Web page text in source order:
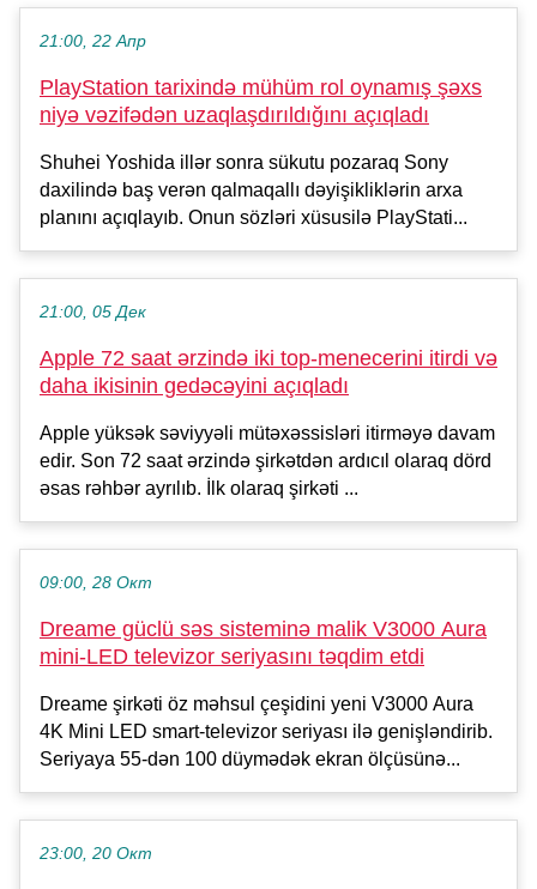
21:00, 22 Апр
PlayStation tarixində mühüm rol oynamış şəxs
niyə vəzifədən uzaqlaşdırıldığını açıqladı
Shuhei Yoshida illər sonra sükutu pozaraq Sony
daxilində baş verən qalmaqallı dəyişikliklərin arxa
planını açıqlayıb. Onun sözləri xüsusilə PlayStati...
21:00, 05 Дек
Apple 72 saat ərzində iki top-menecerini itirdi və
daha ikisinin gedəcəyini açıqladı
Apple yüksək səviyyəli mütəxəssisləri itirməyə davam
edir. Son 72 saat ərzində şirkətdən ardıcıl olaraq dörd
əsas rəhbər ayrılıb. İlk olaraq şirkəti ...
09:00, 28 Окт
Dreame güclü səs sisteminə malik V3000 Aura
mini-LED televizor seriyasını təqdim etdi
Dreame şirkəti öz məhsul çeşidini yeni V3000 Aura
4K Mini LED smart-televizor seriyası ilə genişləndirib.
Seriyaya 55-dən 100 düymədək ekran ölçüsünə...
23:00, 20 Окт